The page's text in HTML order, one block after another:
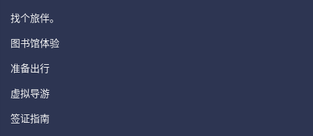
找个旅伴。
图书馆体验
准备出行
虚拟导游
签证指南